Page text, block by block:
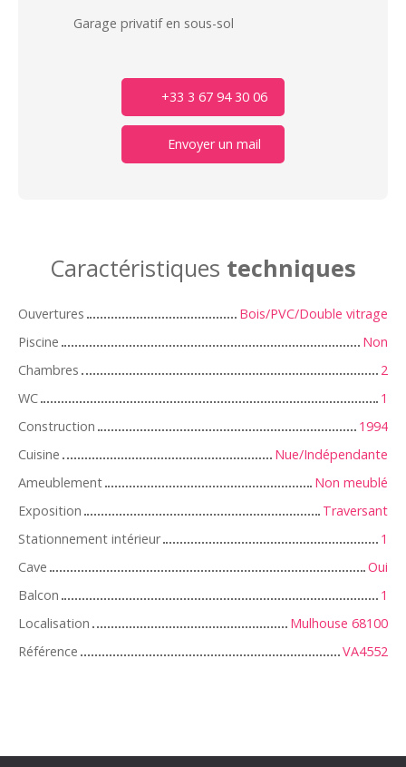
Garage privatif en sous-sol
+33 3 67 94 30 06
Envoyer un mail
Caractéristiques techniques
Ouvertures
Bois/PVC/Double vitrage
Piscine
Non
Chambres
2
WC
1
Construction
1994
Cuisine
Nue/Indépendante
Ameublement
Non meublé
Exposition
Traversant
Stationnement intérieur
1
Cave
Oui
Balcon
1
Localisation
Mulhouse 68100
Référence
VA4552